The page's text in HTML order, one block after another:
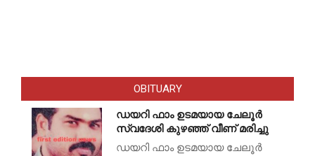
OBITUARY
ഡയറി ഫാം ഉടമയായ ചേലൂർ
സ്വദേശി കുഴഞ്ഞ് വീണ് മരിച്ചു
ഡയറി ഫാം ഉടമയായ ചേലൂർ